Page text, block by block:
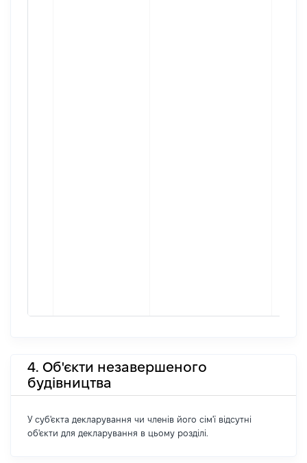
4. Об'єкти незавершеного
будівництва
У суб'єкта декларування чи членів його сім'ї відсутні
об'єкти для декларування в цьому розділі.